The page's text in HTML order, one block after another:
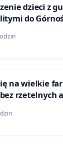
dzieci z
do
Dziecka w
na wielkie
rzetelnych